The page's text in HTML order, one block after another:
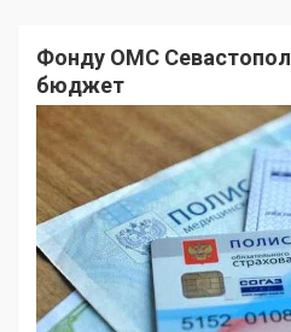
Фонду ОМС
бюджет